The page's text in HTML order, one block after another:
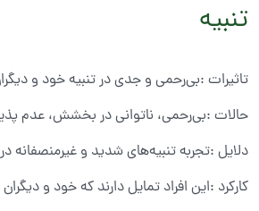
تنبیه
تاثیرات :بی‌رحمی و جدی در تنبیه خود و
حالات :بی‌رحمی، ناتوانی در بخشش، عدم
دلایل :تجربه تنبیه‌های شدید و غیرمنصفانه
کارکرد :این افراد تمایل دارند که خود و